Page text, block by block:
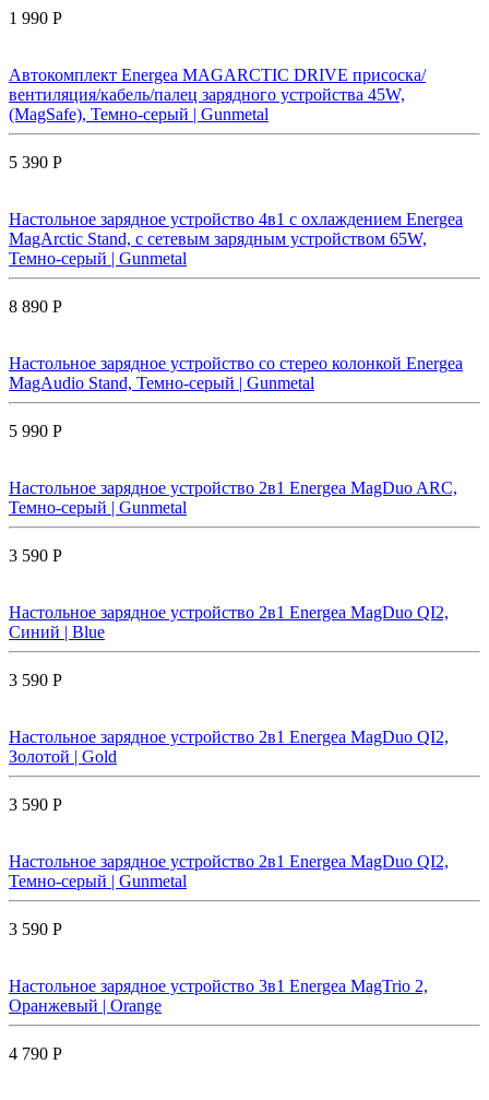
1 990 Р
Автокомплект Energea MAGARCTIC DRIVE присоска/
вентиляция/кабель/палец зарядного устройства 45W,
(MagSafe), Темно-серый | Gunmetal
5 390 Р
Настольное зарядное устройство 4в1 с охлаждением Energea
MagArctic Stand, с сетевым зарядным устройством 65W,
Темно-серый | Gunmetal
8 890 Р
Настольное зарядное устройство со стерео колонкой Energea
MagAudio Stand, Темно-серый | Gunmetal
5 990 Р
Настольное зарядное устройство 2в1 Energea MagDuo ARC,
Темно-серый | Gunmetal
3 590 Р
Настольное зарядное устройство 2в1 Energea MagDuo QI2,
Синий | Blue
3 590 Р
Настольное зарядное устройство 2в1 Energea MagDuo QI2,
Золотой | Gold
3 590 Р
Настольное зарядное устройство 2в1 Energea MagDuo QI2,
Темно-серый | Gunmetal
3 590 Р
Настольное зарядное устройство 3в1 Energea MagTrio 2,
Оранжевый | Orange
4 790 Р